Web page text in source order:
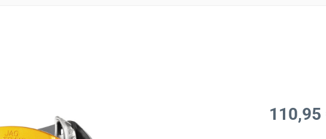
Regulärer
110,95